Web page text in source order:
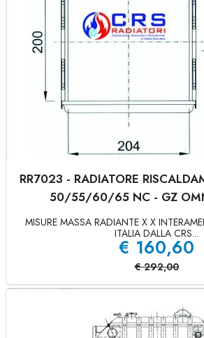
RR7023 - RADIATORE
50/55/60/65 NC - GZ
MISURE MASSA RADIANTE X X
ITALIA DALLA CRS...
€ 160,60
€ 292,00